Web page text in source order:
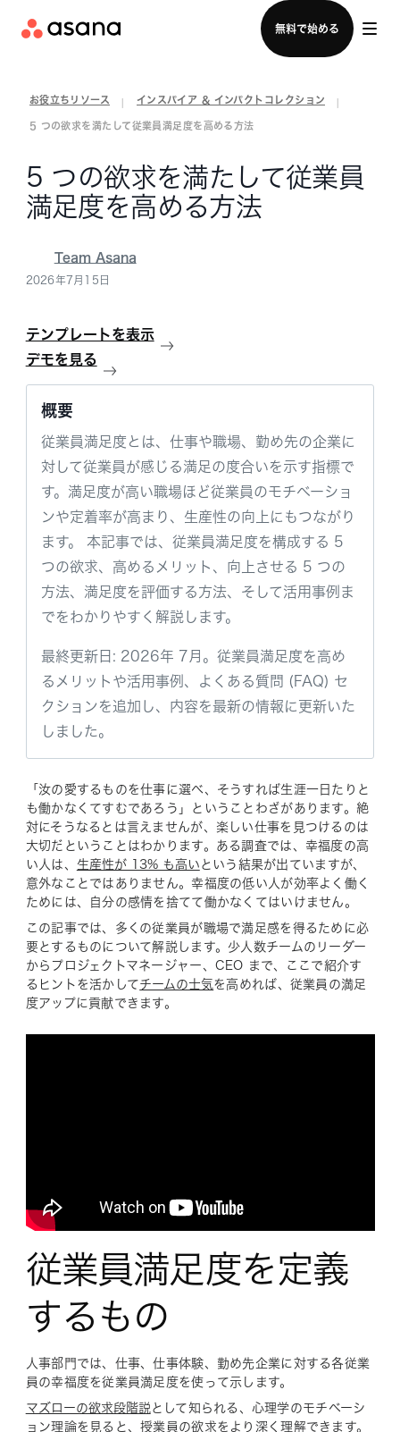
無料で始める
セールスチームに問い合わせる
お役立ちリソース インスパイア & インパクトコレクション
5 つの欲求を満たして従業員満足度を高める方法
5 つの欲求を満たして従業員
満足度を高める方法
Team Asana
2026年7月15日
テンプレートを表示
デモを見る
概要
従業員満足度とは、仕事や職場、勤め先の企業に
対して従業員が感じる満足の度合いを示す指標で
す。満足度が高い職場ほど従業員のモチベーショ
ンや定着率が高まり、生産性の向上にもつながり
ます。 本記事では、従業員満足度を構成する 5
つの欲求、高めるメリット、向上させる 5 つの
方法、満足度を評価する方法、そして活用事例ま
でをわかりやすく解説します。
最終更新日: 2026年 7月。従業員満足度を高め
るメリットや活用事例、よくある質問 (FAQ) セ
クションを追加し、内容を最新の情報に更新いた
しました。
「汝の愛するものを仕事に選べ、そうすれば生涯一日たりと
も働かなくてすむであろう」ということわざがあります。絶
対にそうなるとは言えませんが、楽しい仕事を見つけるのは
大切だということはわかります。ある調査では、幸福度の高
い人は、 生産性が 13% も高い という結果が出ていますが、
意外なことではありません。幸福度の低い人が効率よく働く
ためには、自分の感情を捨てて働かなくてはいけません。
この記事では、多くの従業員が職場で満足感を得るために必
要とするものについて解説します。少人数チームのリーダー
からプロジェクトマネージャー、CEO まで、ここで紹介す
るヒントを活かしてチームの士気を高めれば、従業員の満足
度アップに貢献できます。
従業員満足度を定義
するもの
人事部門では、仕事、仕事体験、勤め先企業に対する各従業
員の幸福度を従業員満足度を使って示します。
マズローの欲求段階説 として知られる、心理学のモチベーシ
ョン理論を見ると、授業員の欲求をより深く理解できます。